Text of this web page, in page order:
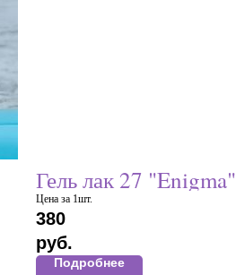
Гель лак 27 "Enigma"
Цена за 1шт.
380
руб.
Подробнее